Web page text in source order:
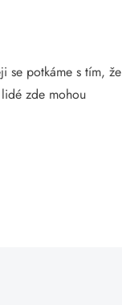
se potkáme s tím, že
zde mohou